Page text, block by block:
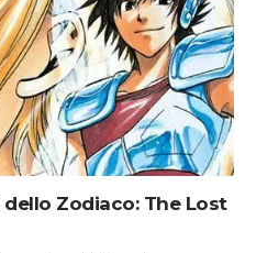
dello Zodiaco: The Lost